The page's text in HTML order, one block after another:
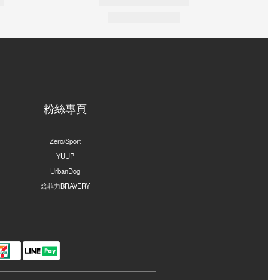
粉絲專頁
Zero/Sport
YUUP
UrbanDog
焙菲力BRAVERY